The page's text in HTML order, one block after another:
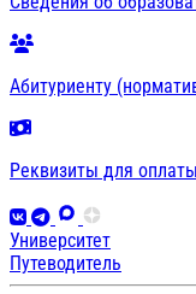
Абитуриенту
Реквизиты для оплаты
Университет
Путеводитель